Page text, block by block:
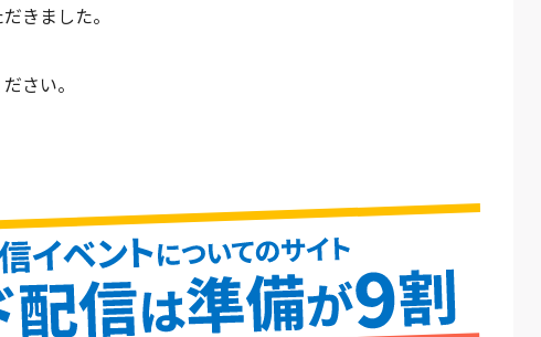
きました。
さい。